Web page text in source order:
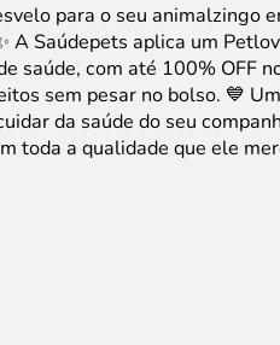
para o seu animalzingo
A Saúdepets aplica um
saúde, com até 100% OFF
sem pesar no bolso. 💙
da saúde do seu
toda a qualidade que ele